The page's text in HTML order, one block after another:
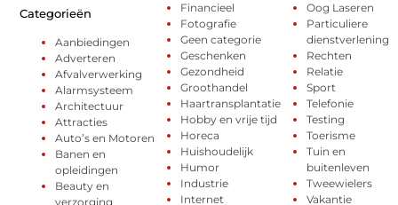
Categorieën
Aanbiedingen
Adverteren
Afvalverwerking
Alarmsysteem
Architectuur
Attracties
Auto’s en Motoren
Banen en
opleidingen
Beauty en
verzorging
Financieel
Fotografie
Geen categorie
Geschenken
Gezondheid
Groothandel
Haartransplantatie
Hobby en vrije tijd
Horeca
Huishoudelijk
Humor
Industrie
Internet
Oog Laseren
Particuliere
dienstverlening
Rechten
Relatie
Sport
Telefonie
Testing
Toerisme
Tuin en
buitenleven
Tweewielers
Vakantie